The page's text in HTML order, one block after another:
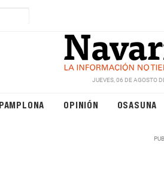
JUEVES, 06 DE AGOSTO
PAMPLONA OPINIÓN OSASUNA